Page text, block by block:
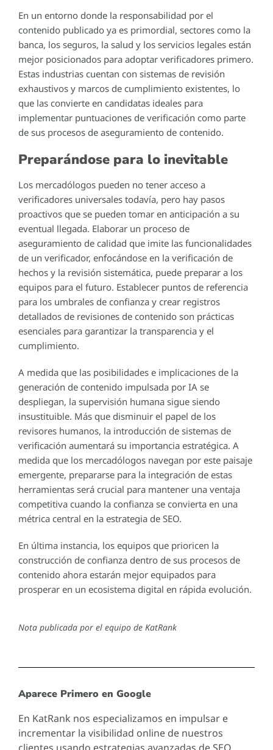
En un entorno donde la responsabilidad por el
contenido publicado ya es primordial, sectores como la
banca, los seguros, la salud y los servicios legales están
mejor posicionados para adoptar verificadores primero.
Estas industrias cuentan con sistemas de revisión
exhaustivos y marcos de cumplimiento existentes, lo
que las convierte en candidatas ideales para
implementar puntuaciones de verificación como parte
de sus procesos de aseguramiento de contenido.
Preparándose para lo inevitable
Los mercadólogos pueden no tener acceso a
verificadores universales todavía, pero hay pasos
proactivos que se pueden tomar en anticipación a su
eventual llegada. Elaborar un proceso de
aseguramiento de calidad que imite las funcionalidades
de un verificador, enfocándose en la verificación de
hechos y la revisión sistemática, puede preparar a los
equipos para el futuro. Establecer puntos de referencia
para los umbrales de confianza y crear registros
detallados de revisiones de contenido son prácticas
esenciales para garantizar la transparencia y el
cumplimiento.
A medida que las posibilidades e implicaciones de la
generación de contenido impulsada por IA se
despliegan, la supervisión humana sigue siendo
insustituible. Más que disminuir el papel de los
revisores humanos, la introducción de sistemas de
verificación aumentará su importancia estratégica. A
medida que los mercadólogos navegan por este paisaje
emergente, prepararse para la integración de estas
herramientas será crucial para mantener una ventaja
competitiva cuando la confianza se convierta en una
métrica central en la estrategia de SEO.
En última instancia, los equipos que prioricen la
construcción de confianza dentro de sus procesos de
contenido ahora estarán mejor equipados para
prosperar en un ecosistema digital en rápida evolución.
Nota publicada por el equipo de KatRank
Aparece Primero en Google
En KatRank nos especializamos en impulsar e
incrementar la visibilidad online de nuestros